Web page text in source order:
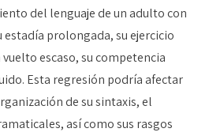
del lenguaje de un adulto con
estadía prolongada, su ejercicio
escaso, su competencia
Esta regresión podría afectar
de su sintaxis, el
así como sus rasgos